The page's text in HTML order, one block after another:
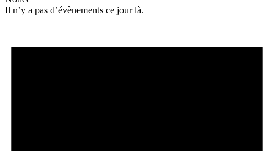
Il n’y a pas d’évènements ce jour là.